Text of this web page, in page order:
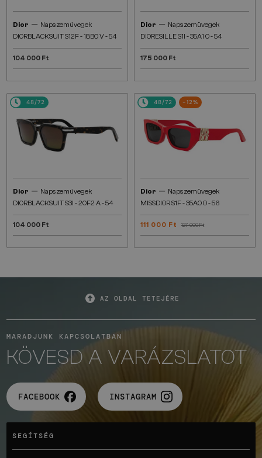
Dior — Napszemüvegek
DIORBLACKSUIT S12F - 18B0 V - 54
104 000 Ft
Dior — Napszemüvegek
DIORESILLE S1I - 35A1 O - 54
175 000 Ft
48/72
Dior — Napszemüvegek
DIORBLACKSUIT S3I - 20F2 A - 54
104 000 Ft
48/72 -12%
Dior — Napszemüvegek
MISSDIOR S1F - 35A0 O - 56
111 000 Ft 127 000 Ft
AZ OLDAL TETEJÉRE
MARADJUNK KAPCSOLATBAN
KÖVESD A VARÁZSLATOT
FACEBOOK INSTAGRAM
SEGÍTSÉG